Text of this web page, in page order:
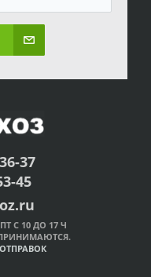
37
45
С 10 ДО 17 Ч